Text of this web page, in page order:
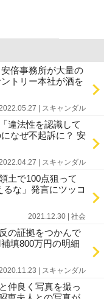
倍事務所が大量の
トリー本社が酒を
| スキャンダル
違法性を認識して
なぜ不起訴に？ 安
| スキャンダル
土で100点狙って
な」発言にツッコ
2021.12.30 | 社会
の証拠をつかんで
填800万円の明細
| スキャンダル
仲良く写真を撮っ